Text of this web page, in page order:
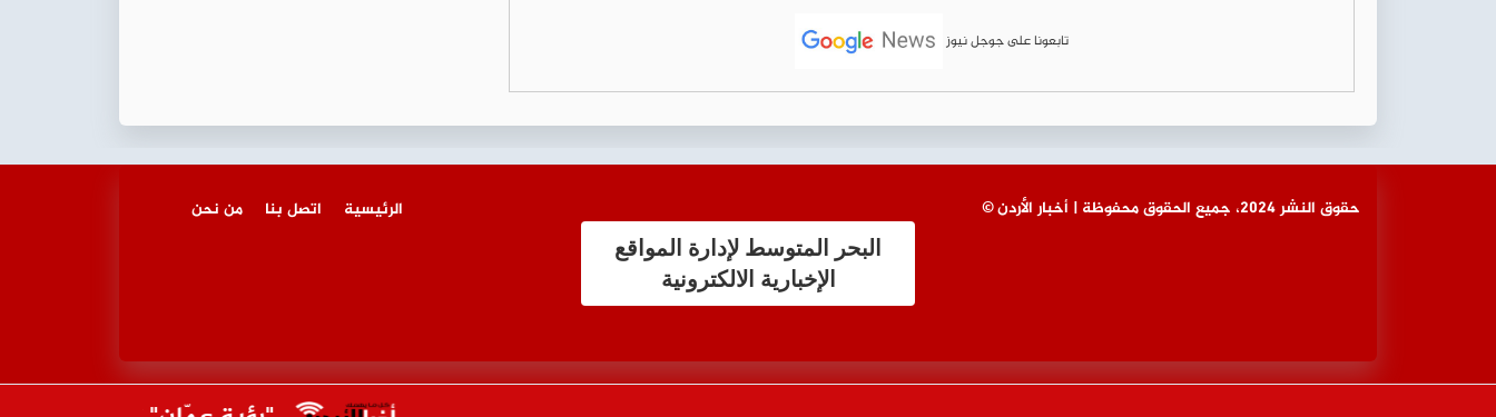
تابعونا على جوجل نيوز
© حقوق النشر 2024، جميع الحقوق محفوظة | أخبار الأردن من نحن اتصل بنا الرئيسية
البحر المتوسط لإدارة المواقع
الإخبارية الالكترونية